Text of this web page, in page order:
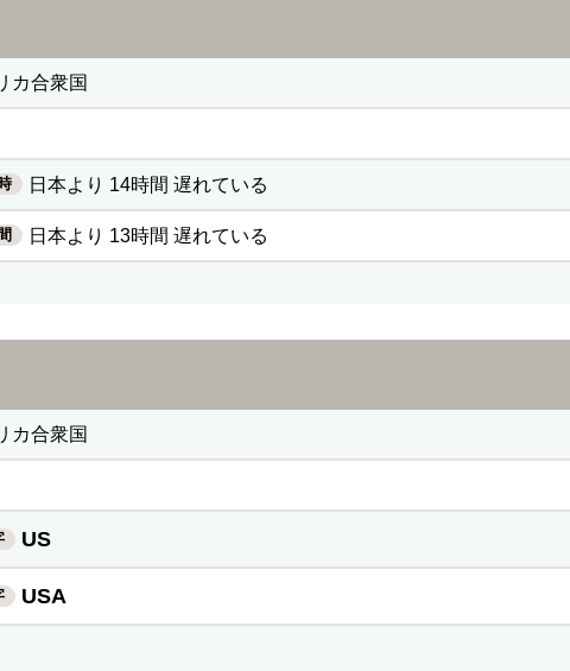
カ合衆国
日本より 14時間 遅れている
日本より 13時間 遅れている
カ合衆国
US
USA